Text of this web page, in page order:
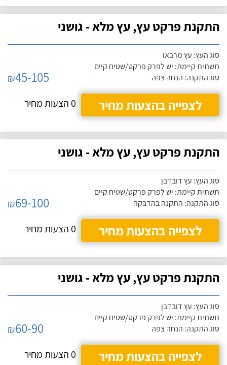
התקנת פרקט עץ, עץ מלא - גושני
סוג העץ: עץ מרבאו
תשתית קיימת: יש לפרק פרקט/שטיח קיים
סוג התקנה: הנחה צפה
₪45-105
לצפייה בהצעות מחיר
0 הצעות מחיר
התקנת פרקט עץ, עץ מלא - גושני
סוג העץ: עץ דובדבן
תשתית קיימת: יש לפרק פרקט/שטיח קיים
סוג התקנה: התקנה בהדבקה
₪69-100
לצפייה בהצעות מחיר
0 הצעות מחיר
התקנת פרקט עץ, עץ מלא - גושני
סוג העץ: עץ דובדבן
תשתית קיימת: יש לפרק פרקט/שטיח קיים
סוג התקנה: הנחה צפה
₪60-90
לצפייה בהצעות מחיר
0 הצעות מחיר